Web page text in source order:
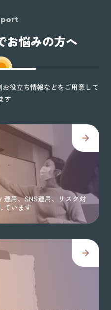
お悩みの方へ
役立ち情報などをご用意して
す
運用、SNS運用、リスク対
ています